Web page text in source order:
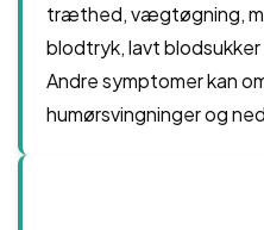
træthed, vægtøgning,
blodtryk, lavt
Andre symptomer kan
humørsvingninger og